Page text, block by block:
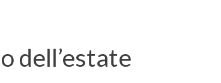
dell’estate